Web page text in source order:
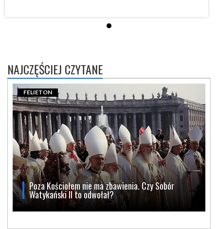
NAJCZĘŚCIEJ CZYTANE
Poza Kościołem nie ma zbawienia. Czy Sobór
Watykański II to odwołał?
FELIETON